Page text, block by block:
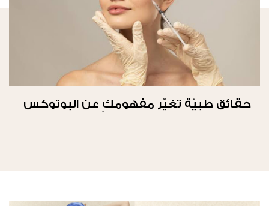
حقائق طبيّة تغيّر مفهومكِ عن البوتوكس